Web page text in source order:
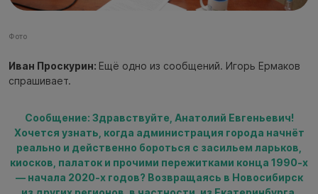
Фото
Иван Проскурин: Ещё одно из сообщений. Игорь Ермаков
спрашивает.
Сообщение: Здравствуйте, Анатолий Евгеньевич!
Хочется узнать, когда администрация города начнёт
реально и действенно бороться с засильем ларьков,
киосков, палаток и прочими пережитками конца 1990-х
— начала 2020-х годов? Возвращаясь в Новосибирск